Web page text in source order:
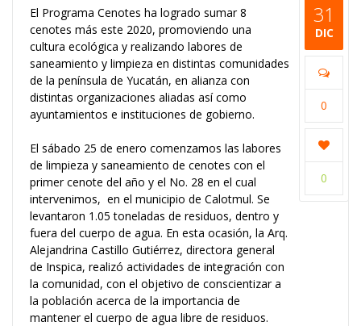
31
DIC
0
0
El Programa Cenotes ha logrado sumar 8
cenotes más este 2020, promoviendo una
cultura ecológica y realizando labores de
saneamiento y limpieza en distintas comunidades
de la península de Yucatán, en alianza con
distintas organizaciones aliadas así como
ayuntamientos e instituciones de gobierno.
El sábado 25 de enero comenzamos las labores
de limpieza y saneamiento de cenotes con el
primer cenote del año y el No. 28 en el cual
intervenimos, en el municipio de Calotmul. Se
levantaron 1.05 toneladas de residuos, dentro y
fuera del cuerpo de agua. En esta ocasión, la Arq.
Alejandrina Castillo Gutiérrez, directora general
de Inspica, realizó actividades de integración con
la comunidad, con el objetivo de conscientizar a
la población acerca de la importancia de
mantener el cuerpo de agua libre de residuos.